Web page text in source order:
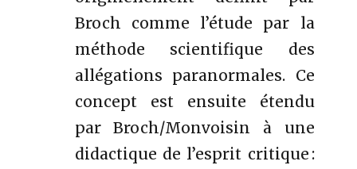
Broch comme l’étude par la
méthode scientifique des
allégations paranormales. Ce
concept est ensuite étendu
par Broch/Monvoisin à une
didactique de l’esprit critique :